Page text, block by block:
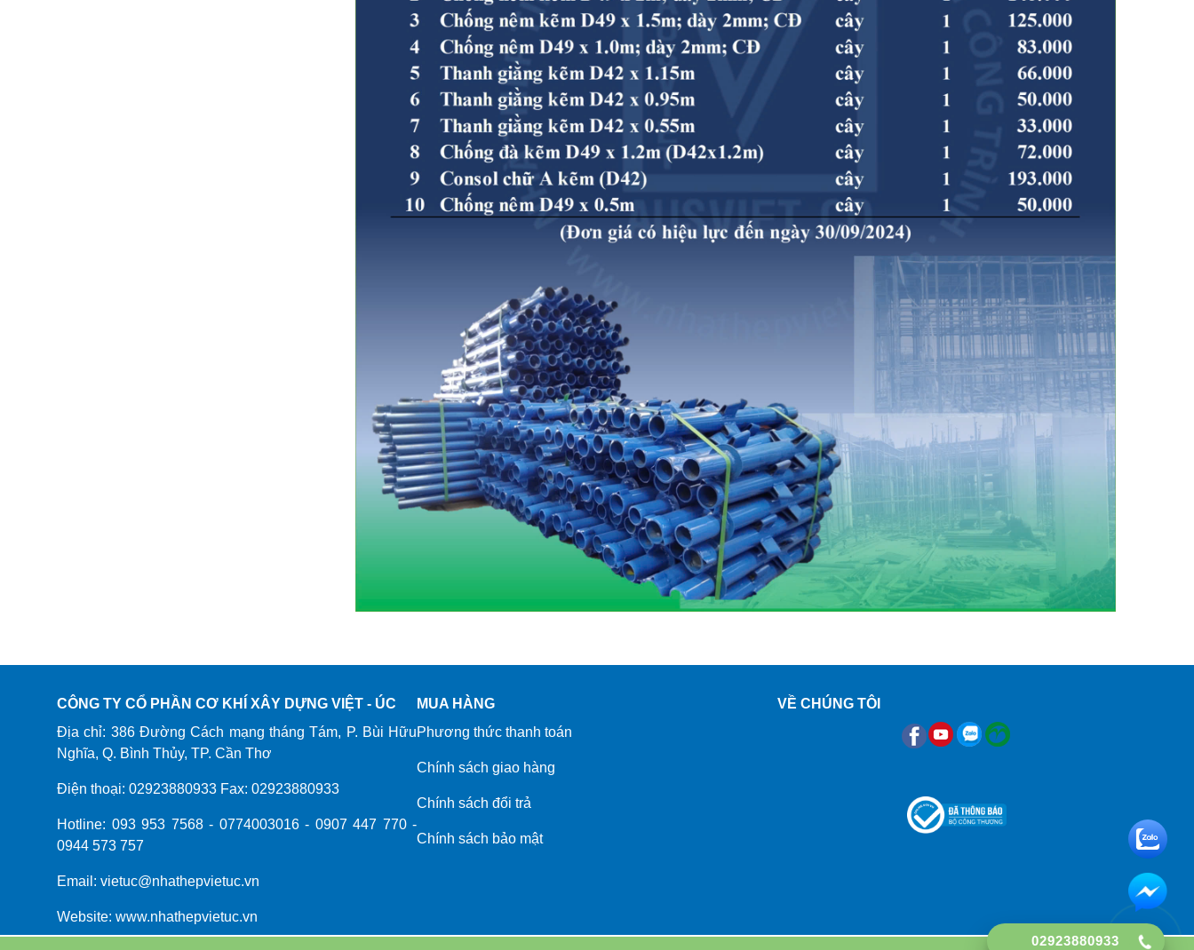
02923880933
CÔNG TY CỔ PHẦN CƠ KHÍ XÂY DỰNG VIỆT - ÚC
Địa chỉ: 386 Đường Cách mạng tháng Tám, P. Bùi Hữu
Nghĩa, Q. Bình Thủy, TP. Cần Thơ
Điện thoại: 02923880933 Fax: 02923880933
Hotline: 093 953 7568 - 0774003016 - 0907 447 770 -
0944 573 757
Email: vietuc@nhathepvietuc.vn
Website: www.nhathepvietuc.vn
MUA HÀNG
Phương thức thanh toán
Chính sách giao hàng
Chính sách đổi trả
Chính sách bảo mật
VỀ CHÚNG TÔI